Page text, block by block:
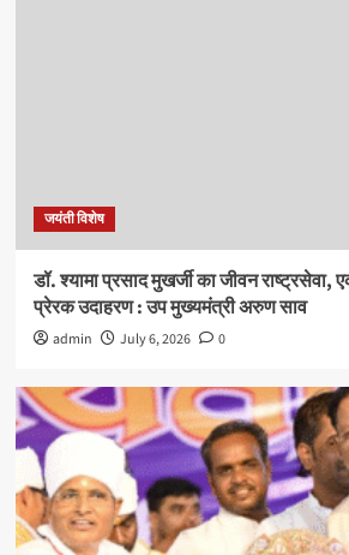
जयंती विशेष
डॉ. श्यामा प्रसाद मुखर्जी का जीवन राष्ट्रसेवा,
प्रेरक उदाहरण : उप मुख्यमंत्री अरुण साव
admin July 6, 2026 0